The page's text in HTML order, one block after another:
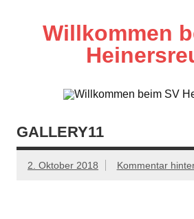
Willkommen
GALLERY11
2. Oktober 2018 Kommentar